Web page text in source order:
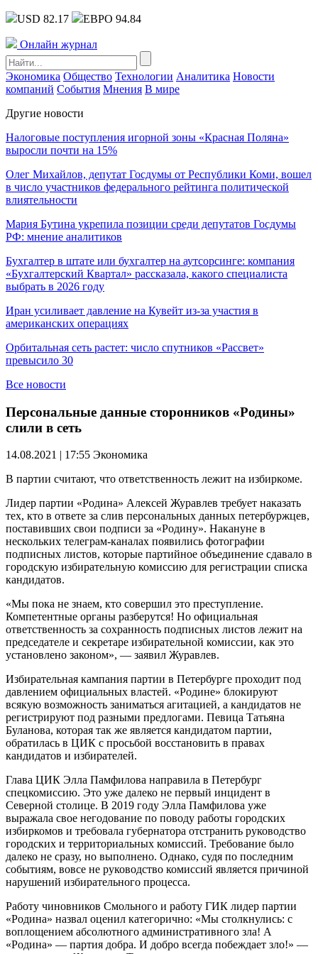
USD 82.17 ЕВРО 94.84
Онлайн журнал
Экономика Общество Технологии Аналитика Новости
компаний События Мнения В мире
Другие новости
Налоговые поступления игорной зоны «Красная Поляна»
выросли почти на 15%
Олег Михайлов, депутат Госдумы от Республики Коми, вошел
в число участников федерального рейтинга политической
влиятельности
Мария Бутина укрепила позиции среди депутатов Госдумы
РФ: мнение аналитиков
Бухгалтер в штате или бухгалтер на аутсорсинге: компания
«Бухгалтерский Квартал» рассказала, какого специалиста
выбрать в 2026 году
Иран усиливает давление на Кувейт из-за участия в
американских операциях
Орбитальная сеть растет: число спутников «Рассвет»
превысило 30
Все новости
Персональные данные сторонников «Родины»
слили в сеть
14.08.2021 | 17:55 Экономика
В партии считают, что ответственность лежит на избиркоме.
Лидер партии «Родина» Алексей Журавлев требует наказать
тех, кто в ответе за слив персональных данных петербуржцев,
поставивших свои подписи за «Родину». Накануне в
нескольких телеграм-каналах появились фотографии
подписных листов, которые партийное объединение сдавало в
городскую избирательную комиссию для регистрации списка
кандидатов.
«Мы пока не знаем, кто совершил это преступление.
Компетентные органы разберутся! Но официальная
ответственность за сохранность подписных листов лежит на
председателе и секретаре избирательной комиссии, как это
установлено законом», — заявил Журавлев.
Избирательная кампания партии в Петербурге проходит под
давлением официальных властей. «Родине» блокируют
всякую возможность заниматься агитацией, а кандидатов не
регистрируют под разными предлогами. Певица Татьяна
Буланова, которая так же является кандидатом партии,
обратилась в ЦИК с просьбой восстановить в правах
кандидатов и избирателей.
Глава ЦИК Элла Памфилова направила в Петербург
спецкомиссию. Это уже далеко не первый инцидент в
Северной столице. В 2019 году Элла Памфилова уже
выражала свое негодование по поводу работы городских
избиркомов и требовала губернатора отстранить руководство
городских и территориальных комиссий. Требование было
далеко не сразу, но выполнено. Однако, судя по последним
событиям, вовсе не руководство комиссий является причиной
нарушений избирательного процесса.
Работу чиновников Смольного и работу ГИК лидер партии
«Родина» назвал оценил категорично: «Мы столкнулись: с
воплощением абсолютного административного зла! А
«Родина» — партия добра. И добро всегда побеждает зло!» —